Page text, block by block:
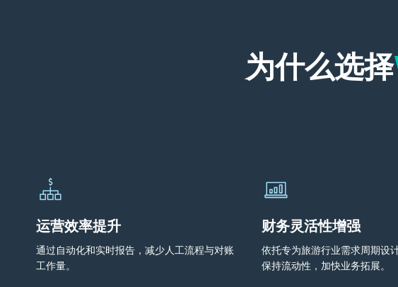
为什么选择
运营效率提升
通过自动化和实时报告，减少人工流程与对账
工作量。
财务灵活性增强
依托专为旅游行业需求周期设
保持流动性，加快业务拓展。